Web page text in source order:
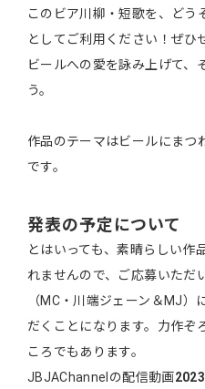
このビア川柳・短歌を、どう
としてご利用ください！ぜひ
ビールへの愛を詠み上げて、
う。
作品のテーマはビールにまつ
です。
発表の予定について
とはいっても、素晴らしい作
れませんので、ご応募いただ
（MC・川端ジェーン＆MJ）
だくことになります。力作ぞ
ころでもあります。
JBJAChannelの配信動画